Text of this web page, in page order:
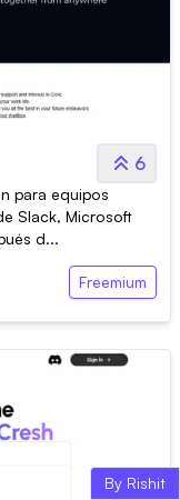
6
para equipos
Slack, Microsoft
d...
Freemium
By Rishit